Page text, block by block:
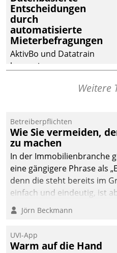
deutscher
Wohnungsunternehmen
– und beschleunigt damit
den Weg vom
Mieteranliegen zum
Dienstleisterauftrag.
Entscheidungen
durch
automatisierte
Mieterbefragungen
AktivBo und Datatrain
kooperieren –
profitieren: Die nahtlose
Datatrain ermöglicht
automatisiert ausgelöste,
zielgerichtete
Mieterbefragungen – eine
starke Grundlage für
intelligente,
Entscheidungen.
Weitere
Betreiberpflichten
Wie Sie vermeiden,
zu machen
In der Immobilienbranche
eine gängigere Phrase als
denn die steht bereits im
einfach und eindeutig, ist
Branchenbeschäftigte
Verantwortung folgen
Jörn Beckmann
UVI-App
Warm auf die Hand